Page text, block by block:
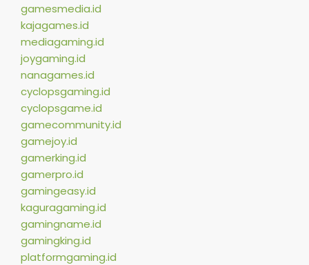
gamesmedia.id
kajagames.id
mediagaming.id
joygaming.id
nanagames.id
cyclopsgaming.id
cyclopsgame.id
gamecommunity.id
gamejoy.id
gamerking.id
gamerpro.id
gamingeasy.id
kaguragaming.id
gamingname.id
gamingking.id
platformgaming.id